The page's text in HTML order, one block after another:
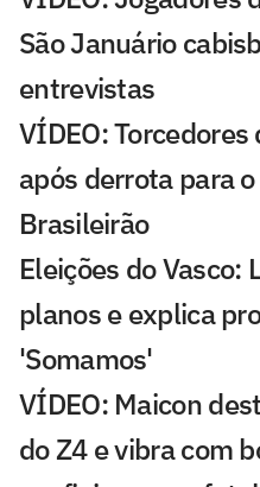
São Januário
entrevistas
VÍDEO:
após derrota para
Brasileirão
Eleições do Vasco:
planos e explica
'Somamos'
VÍDEO: Maicon
do Z4 e vibra com